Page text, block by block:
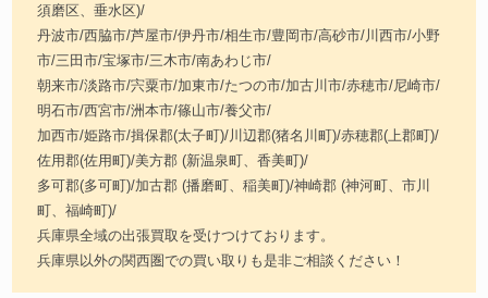
須磨区、垂水区)/
丹波市/西脇市/芦屋市/伊丹市/相生市/豊岡市/高砂市/川西市/小野
市/三田市/宝塚市/三木市/南あわじ市/
朝来市/淡路市/宍粟市/加東市/たつの市/加古川市/赤穂市/尼崎市/
明石市/西宮市/洲本市/篠山市/養父市/
加西市/姫路市/揖保郡(太子町)/川辺郡(猪名川町)/赤穂郡(上郡町)/
佐用郡(佐用町)/美方郡 (新温泉町、香美町)/
多可郡(多可町)/加古郡 (播磨町、稲美町)/神崎郡 (神河町、市川
町、福崎町)/
兵庫県全域の出張買取を受けつけております。
兵庫県以外の関西圏での買い取りも是非ご相談ください！